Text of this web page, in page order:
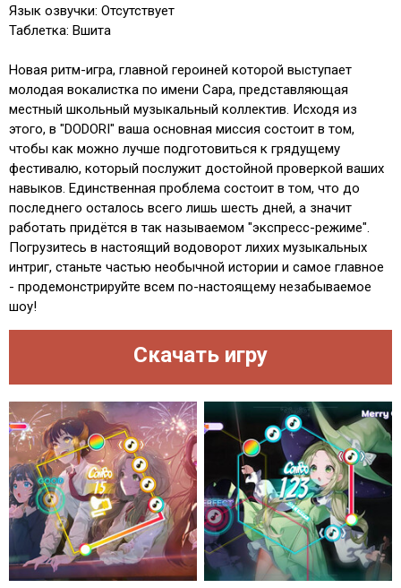
Язык озвучки: Отсутствует
Таблетка: Вшита
Новая ритм-игра, главной героиней которой выступает
молодая вокалистка по имени Сара, представляющая
местный школьный музыкальный коллектив. Исходя из
этого, в "DODORI" ваша основная миссия состоит в том,
чтобы как можно лучше подготовиться к грядущему
фестивалю, который послужит достойной проверкой ваших
навыков. Единственная проблема состоит в том, что до
последнего осталось всего лишь шесть дней, а значит
работать придётся в так называемом "экспресс-режиме".
Погрузитесь в настоящий водоворот лихих музыкальных
интриг, станьте частью необычной истории и самое главное
- продемонстрируйте всем по-настоящему незабываемое
шоу!
Скачать игру